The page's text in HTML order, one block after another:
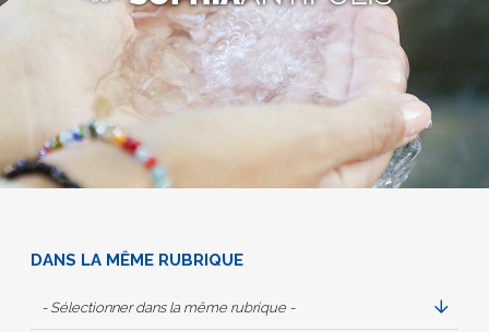
DANS LA MÊME RUBRIQUE
- Sélectionner dans la même rubrique -